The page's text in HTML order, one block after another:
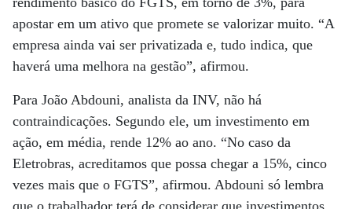
apostar em um ativo que promete se valorizar muito. “A
empresa ainda vai ser privatizada e, tudo indica, que
haverá uma melhora na gestão”, afirmou.
Para João Abdouni, analista da INV, não há
contraindicações. Segundo ele, um investimento em
ação, em média, rende 12% ao ano. “No caso da
Eletrobras, acreditamos que possa chegar a 15%, cinco
vezes mais que o FGTS”, afirmou. Abdouni só lembra
que o trabalhador terá de considerar que investimentos